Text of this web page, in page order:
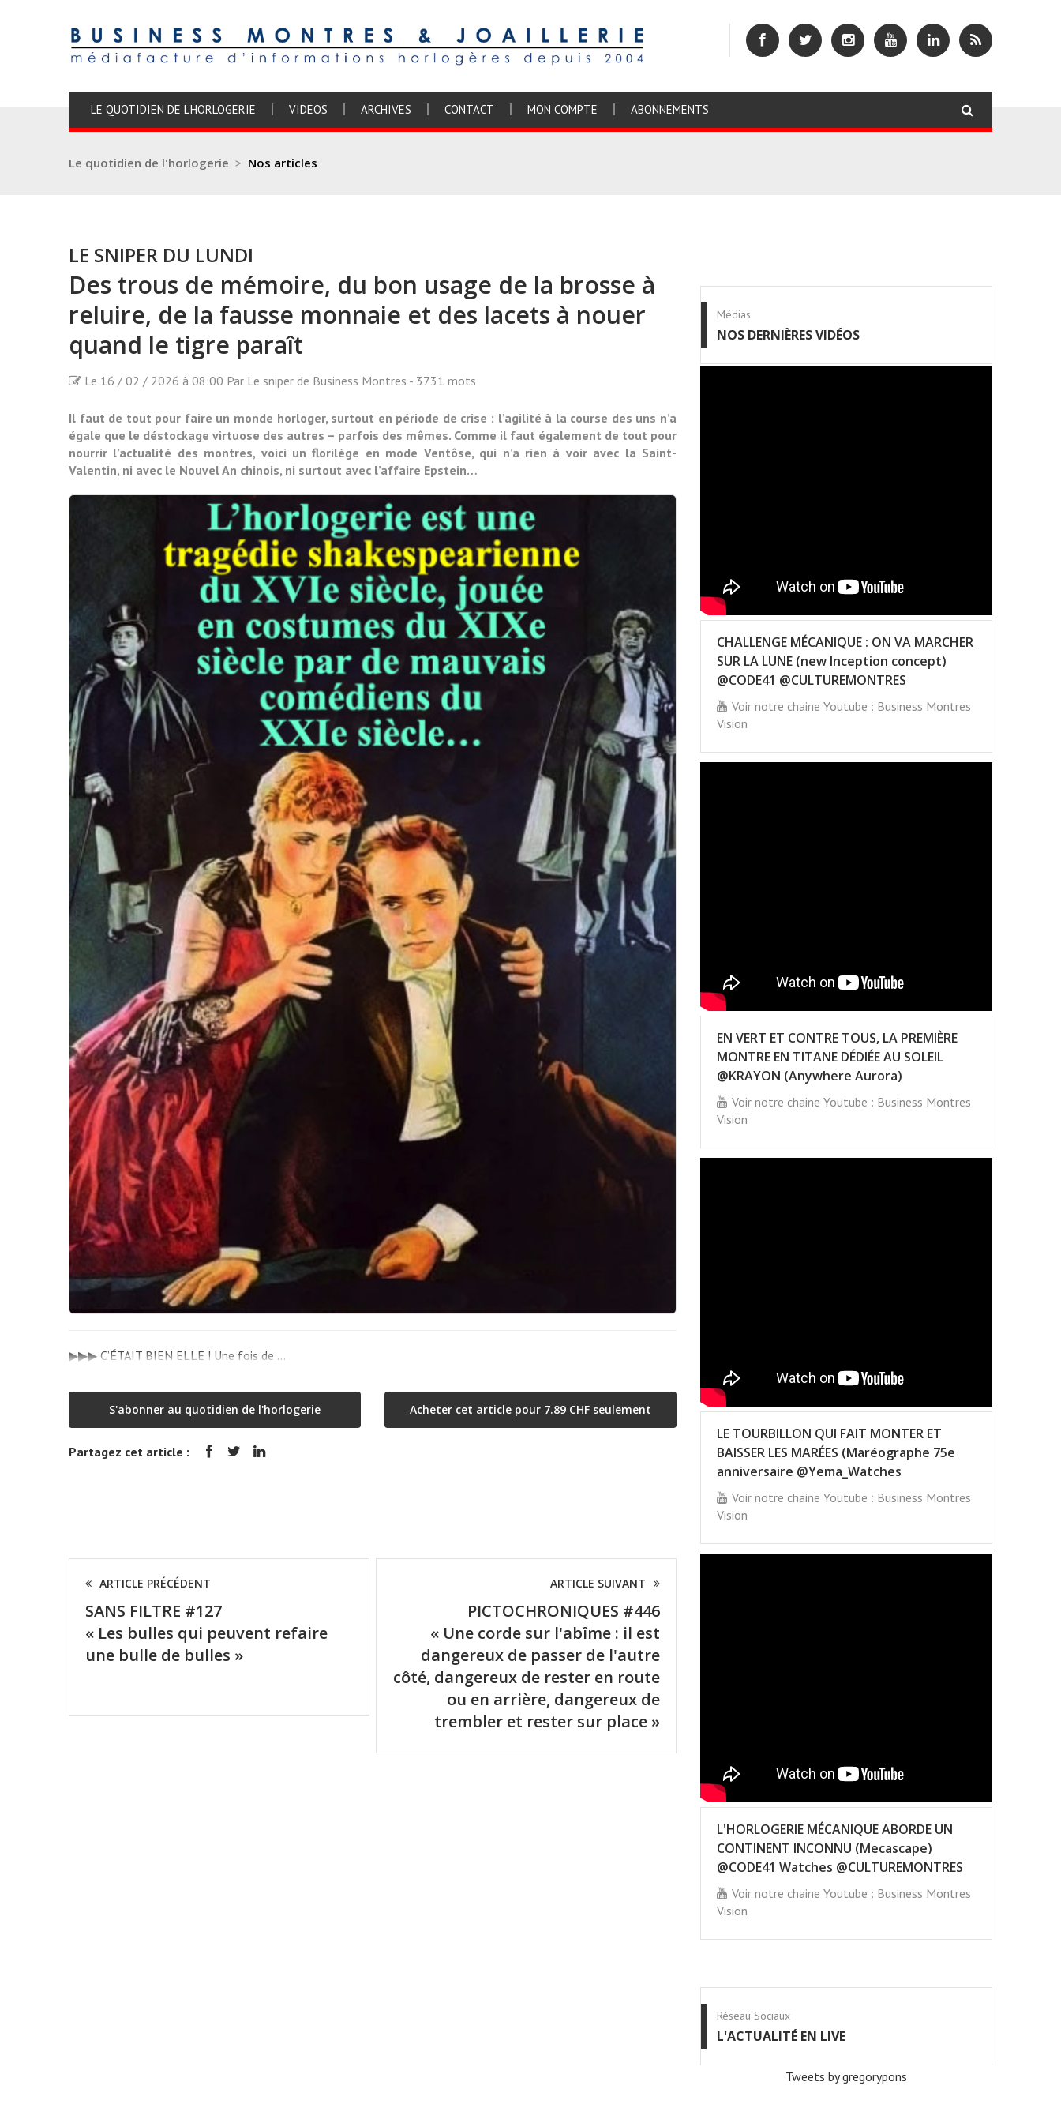
LE QUOTIDIEN DE L'HORLOGERIE VIDEOS ARCHIVES CONTACT MON COMPTE ABONNEMENTS
Le quotidien de l'horlogerie > Nos articles
LE SNIPER DU LUNDI
Des trous de mémoire, du bon usage de la brosse à
reluire, de la fausse monnaie et des lacets à nouer
quand le tigre paraît
Le 16 / 02 / 2026 à 08:00 Par Le sniper de Business Montres - 3731 mots
Il faut de tout pour faire un monde horloger, surtout en période de crise : l’agilité à la course des uns n’a
égale que le déstockage virtuose des autres – parfois des mêmes. Comme il faut également de tout pour
nourrir l’actualité des montres, voici un florilège en mode Ventôse, qui n’a rien à voir avec la Saint-
Valentin, ni avec le Nouvel An chinois, ni surtout avec l’affaire Epstein…
▶▶▶ C’ÉTAIT BIEN ELLE ! Une fois de …
S'abonner au quotidien de l'horlogerie Acheter cet article pour 7.89 CHF seulement
Partagez cet article :
ARTICLE PRÉCÉDENT
SANS FILTRE #127
« Les bulles qui peuvent refaire
une bulle de bulles »
ARTICLE SUIVANT
PICTOCHRONIQUES #446
« Une corde sur l'abîme : il est
dangereux de passer de l'autre
côté, dangereux de rester en route
ou en arrière, dangereux de
trembler et rester sur place »
Médias
NOS DERNIÈRES VIDÉOS
CHALLENGE MÉCANIQUE : ON VA MARCHER
SUR LA LUNE (new Inception concept)
@CODE41 @CULTUREMONTRES
Voir notre chaine Youtube : Business Montres
Vision
EN VERT ET CONTRE TOUS, LA PREMIÈRE
MONTRE EN TITANE DÉDIÉE AU SOLEIL
@KRAYON (Anywhere Aurora)
Voir notre chaine Youtube : Business Montres
Vision
LE TOURBILLON QUI FAIT MONTER ET
BAISSER LES MARÉES (Maréographe 75e
anniversaire @Yema_Watches
Voir notre chaine Youtube : Business Montres
Vision
L'HORLOGERIE MÉCANIQUE ABORDE UN
CONTINENT INCONNU (Mecascape)
@CODE41 Watches @CULTUREMONTRES
Voir notre chaine Youtube : Business Montres
Vision
Réseau Sociaux
L'ACTUALITÉ EN LIVE
Tweets by gregorypons